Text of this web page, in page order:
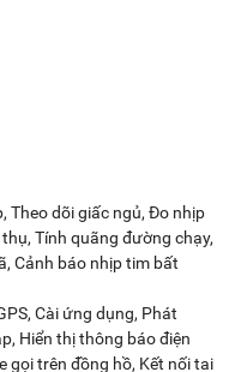
Theo dõi giấc ngủ, Đo nhịp
Tính quãng đường chạy,
Cảnh báo nhịp tim bất
Cài ứng dụng, Phát
Hiển thị thông báo điện
gọi trên đồng hồ, Kết nối tai